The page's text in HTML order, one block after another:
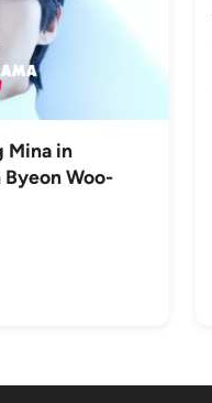
Mina in
Woo-